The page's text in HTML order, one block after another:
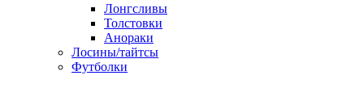
Лонгсливы
Толстовки
Анораки
Лосины/тайтсы
Футболки